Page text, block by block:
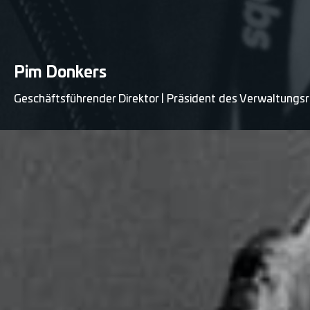
Pim Donkers
Geschäftsführender Direktor | Präsident des